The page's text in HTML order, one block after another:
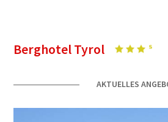
Berghotel Tyrol
AKTUELLES